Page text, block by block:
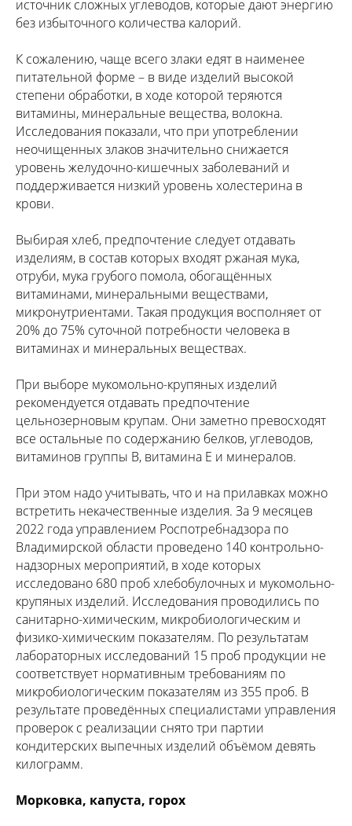
источник сложных углеводов, которые дают энергию
без избыточного количества калорий.
К сожалению, чаще всего злаки едят в наименее
питательной форме – в виде изделий высокой
степени обработки, в ходе которой теряются
витамины, минеральные вещества, волокна.
Исследования показали, что при употреблении
неочищенных злаков значительно снижается
уровень желудочно-кишечных заболеваний и
поддерживается низкий уровень холестерина в
крови.
Выбирая хлеб, предпочтение следует отдавать
изделиям, в состав которых входят ржаная мука,
отруби, мука грубого помола, обогащённых
витаминами, минеральными веществами,
микронутриентами. Такая продукция восполняет от
20% до 75% суточной потребности человека в
витаминах и минеральных веществах.
При выборе мукомольно-крупяных изделий
рекомендуется отдавать предпочтение
цельнозерновым крупам. Они заметно превосходят
все остальные по содержанию белков, углеводов,
витаминов группы В, витамина Е и минералов.
При этом надо учитывать, что и на прилавках можно
встретить некачественные изделия. За 9 месяцев
2022 года управлением Роспотребнадзора по
Владимирской области проведено 140 контрольно-
надзорных мероприятий, в ходе которых
исследовано 680 проб хлебобулочных и мукомольно-
крупяных изделий. Исследования проводились по
санитарно-химическим, микробиологическим и
физико-химическим показателям. По результатам
лабораторных исследований 15 проб продукции не
соответствует нормативным требованиям по
микробиологическим показателям из 355 проб. В
результате проведённых специалистами управления
проверок с реализации снято три партии
кондитерских выпечных изделий объёмом девять
килограмм.
Морковка, капуста, горох